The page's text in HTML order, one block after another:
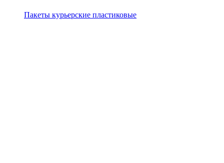
Пакеты курьерские пластиковые